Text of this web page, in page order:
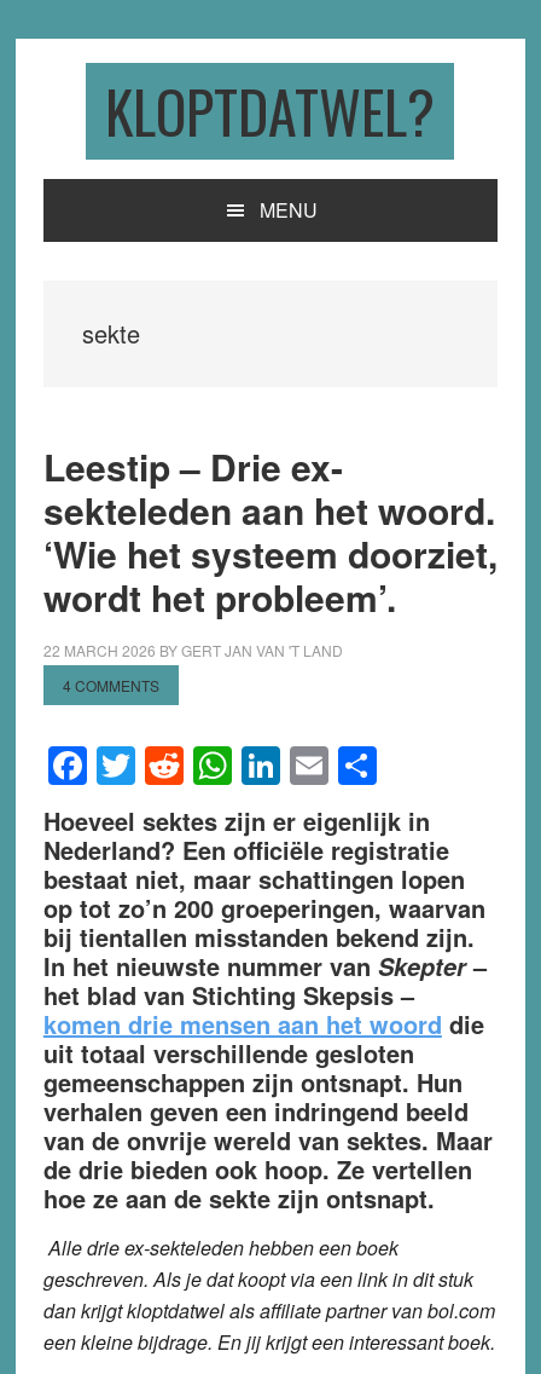
KLOPTDATWEL?
MENU
sekte
Leestip – Drie ex-
sekteleden aan het woord.
‘Wie het systeem doorziet,
wordt het probleem’.
22 MARCH 2026 BYGERT JAN VAN 'T LAND
4 COMMENTS
Facebook
Twitter
Reddit
WhatsApp
LinkedIn
EmailShare
Hoeveel sektes zijn er eigenlijk in
Nederland? Een officiële registratie
bestaat niet, maar schattingen lopen
op tot zo’n 200 groeperingen, waarvan
bij tientallen misstanden bekend zijn.
In het nieuwste nummer van Skepter–
het blad van Stichting Skepsis –
komen drie mensen aan het woord die
uit totaal verschillende gesloten
gemeenschappen zijn ontsnapt. Hun
verhalen geven een indringend beeld
van de onvrije wereld van sektes. Maar
de drie bieden ook hoop. Ze vertellen
hoe ze aan de sekte zijn ontsnapt.
Alle drie ex-sekteleden hebben een boek
geschreven. Als je dat koopt via een link in dit stuk
dan krijgt kloptdatwel als affiliate partner van bol.com
een kleine bijdrage. En jij krijgt een interessant boek.